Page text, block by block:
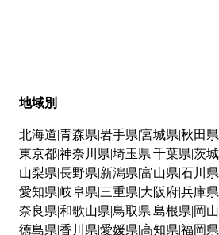
地域別
北海道 青森県 岩手県 宮城県 秋田県
東京都神奈川県 埼玉県 千葉県 茨
山梨県 長野県 新潟県 富山県 石川県
愛知県 岐阜県 三重県 大阪府兵庫県
奈良県 和歌山県 鳥取県 島根県 岡
徳島県 香川県 愛媛県 高知県 福岡県